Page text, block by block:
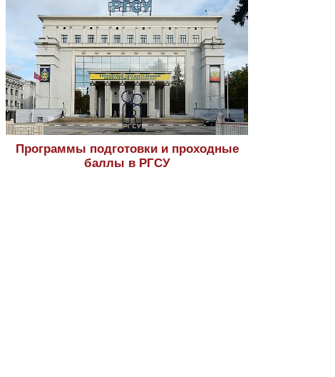
Программы подготовки и проходные
баллы в РГСУ